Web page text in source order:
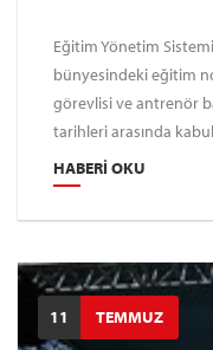
Eğitim Yönetim Sistemi
bünyesindeki eğitim
görevlisi ve antrenör
tarihleri arasında
edu.gsb.gov.tr adresi
HABERI OKU
11 TEMMUZ